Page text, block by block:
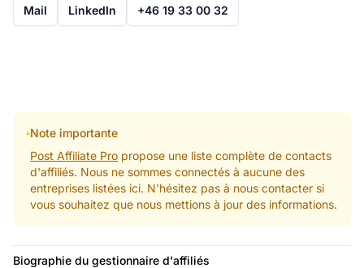
Mail LinkedIn +46 19 33 00 32
Note importante
Post Affiliate Pro propose une liste complète de contacts
d'affiliés. Nous ne sommes connectés à aucune des
entreprises listées ici. N'hésitez pas à nous contacter si
vous souhaitez que nous mettions à jour des informations.
Biographie du gestionnaire d'affiliés